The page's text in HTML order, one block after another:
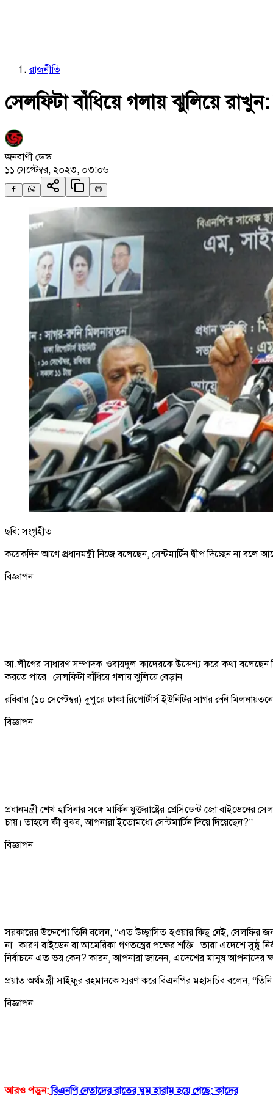
রাজনীতি
সেলফিটা বাঁধিয়ে গলায় ঝুলিয়ে
জনবাণী ডেস্ক
১১ সেপ্টেম্বর, ২০২৩, ০৩:০৬
ছবি: সংগৃহীত
কয়েকদিন আগে প্রধানমন্ত্রী নিজে বলেছেন, সেন্টমার্টিন দ্বীপ দিচ্ছেন না বলে
বিজ্ঞাপন
আ.লীগের সাধারণ সম্পাদক ওবায়দুল কাদেরকে উদ্দেশ্য করে কথা বলেছেন
করতে পারে। সেলফিটা বাঁধিয়ে গলায় ঝুলিয়ে বেড়ান।
রবিবার (১০ সেপ্টেম্বর) দুপুরে ঢাকা রিপোর্টার্স ইউনিটির সাগর রুনি
বিজ্ঞাপন
প্রধানমন্ত্রী শেখ হাসিনার সঙ্গে মার্কিন যুক্তরাষ্ট্রের প্রেসিডেন্ট জো
চায়। তাহলে কী বুঝব, আপনারা ইতোমধ্যে সেন্টমার্টিন দিয়ে দিয়েছেন?”
বিজ্ঞাপন
সরকারের উদ্দেশ্যে তিনি বলেন, “এত উচ্ছ্বাসিত হওয়ার কিছু নেই, সেলফির
না। কারণ বাইডেন বা আমেরিকা গণতন্ত্রের পক্ষের শক্তি। তারা এদেশে সুষ্ঠু
নির্বাচনে এত ভয় কেন? কারন, আপনারা জানেন, এদেশের মানুষ আপনাদের
প্রয়াত অর্থমন্ত্রী সাইফুর রহমানকে স্মরণ করে বিএনপির মহাসচিব বলেন,
বিজ্ঞাপন
আরও পড়ুন: বিএনপি নেতাদের রাতের ঘুম হারাম হয়ে গেছে: কাদের